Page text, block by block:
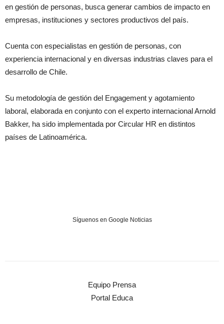
en gestión de personas, busca generar cambios de impacto en
empresas, instituciones y sectores productivos del país.
Cuenta con especialistas en gestión de personas, con
experiencia internacional y en diversas industrias claves para el
desarrollo de Chile.
Su metodología de gestión del Engagement y agotamiento
laboral, elaborada en conjunto con el experto internacional Arnold
Bakker, ha sido implementada por Circular HR en distintos
países de Latinoamérica.
Síguenos en Google Noticias
Equipo Prensa
Portal Educa